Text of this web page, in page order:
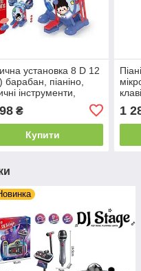
установка 8 D 12
барабан, піаніно,
інструменти,
звуки, мікрофон,
в коробці
₴
Купити
1